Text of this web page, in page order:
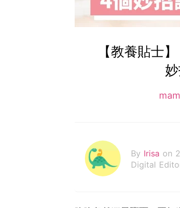
【教養貼士
By Irisa on
Digital